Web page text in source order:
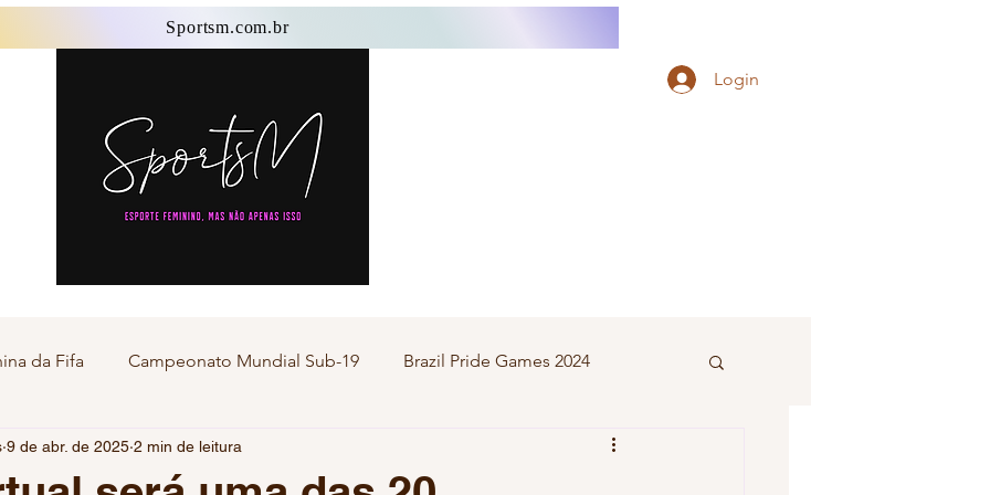
Sportsm.com.br
Sportsm.com.br
Login
da Fifa Campeonato Mundial Sub-19 Brazil Pride Games 2024
Esporte Master Esporte Transgênero
9 de abr. de 2025 2 min de leitura